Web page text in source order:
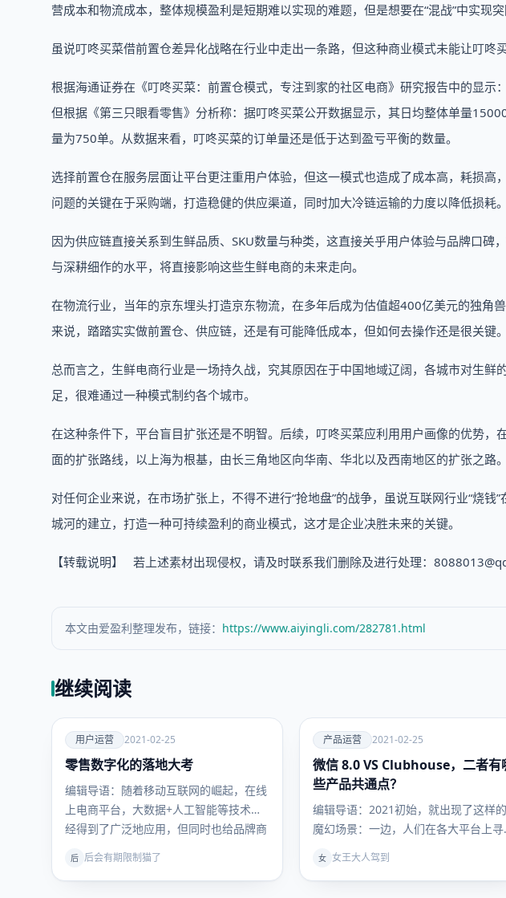
营成本和物流成本，整体规模盈利是短期难以实现的难题，但是想要在“混战”中实现
虽说叮咚买菜借前置仓差异化战略在行业中走出一条路，但这种商业模式未能让叮咚
根据海通证券在《叮咚买菜：前置仓模式，专注到家的社区电商》研究报告中的显示
但根据《第三只眼看零售》分析称：据叮咚买菜公开数据显示，其日均整体单量
量为750单。从数据来看，叮咚买菜的订单量还是低于达到盈亏平衡的数量。
选择前置仓在服务层面让平台更注重用户体验，但这一模式也造成了成本高，耗损高
问题的关键在于采购端，打造稳健的供应渠道，同时加大冷链运输的力度以降低损耗。
因为供应链直接关系到生鲜品质、SKU数量与种类，这直接关乎用户体验与品牌口碑
与深耕细作的水平，将直接影响这些生鲜电商的未来走向。
在物流行业，当年的京东埋头打造京东物流，在多年后成为估值超400亿美元的独角
来说，踏踏实实做前置仓、供应链，还是有可能降低成本，但如何去操作还是很关键。
总而言之，生鲜电商行业是一场持久战，究其原因在于中国地域辽阔，各城市对生鲜
足，很难通过一种模式制约各个城市。
在这种条件下，平台盲目扩张还是不明智。后续，叮咚买菜应利用用户画像的优势，
面的扩张路线，以上海为根基，由长三角地区向华南、华北以及西南地区的扩张之路。
对任何企业来说，在市场扩张上，不得不进行“抢地盘”的战争，虽说互联网行业“烧钱
城河的建立，打造一种可持续盈利的商业模式，这才是企业决胜未来的关键。
【转载说明】 若上述素材出现侵权，请及时联系我们删除及进行处理：
本文由爱盈利整理发布，链接： https://www.aiyingli.com/282781.html
继续阅读
爱
用户运
营
用户运营 2021-02-25
零售数字化的落地大考
编辑导语：随着移动互联网的崛起，在线
上电商平台，大数据+人工智能等技术已
经得到了广泛地应用，但同时也给品牌商
后 后会有期限制猫了
爱
产品运
营
产品运营 2021-02-25
微信 8.0 VS Clubhouse，二者有
些产品共通点？
编辑导语：2021初始，就出现了这样的
魔幻场景：一边，人们在各大平台上寻
女 女王大人驾到